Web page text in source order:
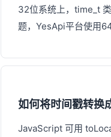
32位系统上，time_t
题，YesApi平台使用
如何将时间戳转换
JavaScript 可用